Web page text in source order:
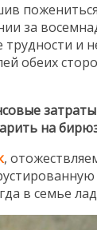
за
трудности и
обеих
на
,
в семье